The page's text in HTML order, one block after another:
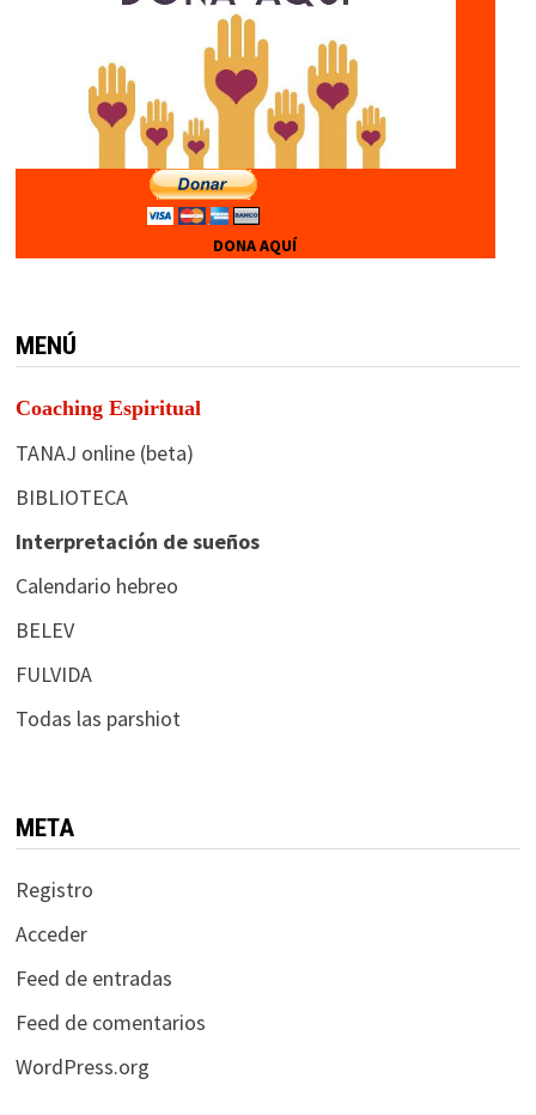
DONA AQUÍ
MENÚ
Coaching Espiritual
TANAJ online (beta)
BIBLIOTECA
Interpretación de sueños
Calendario hebreo
BELEV
FULVIDA
Todas las parshiot
META
Registro
Acceder
Feed de entradas
Feed de comentarios
WordPress.org